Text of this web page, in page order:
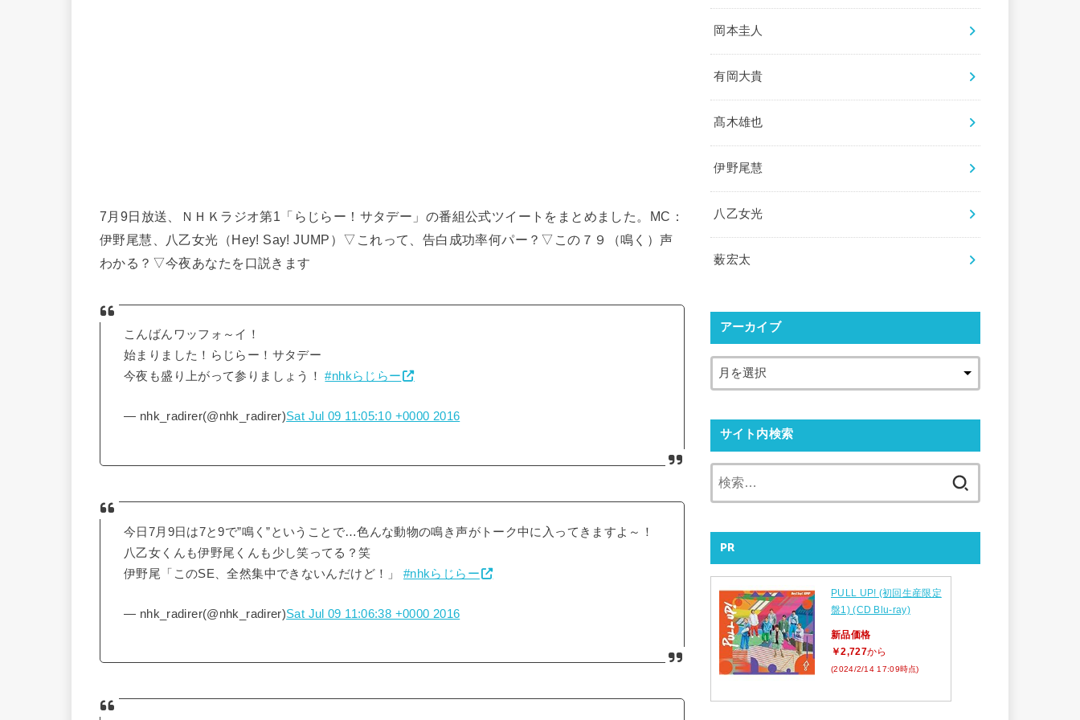
7月9日放送、ＮＨＫラジオ第1「らじらー！サタデー」の番組公式ツイートをまとめました。MC：
伊野尾慧、八乙女光（Hey! Say! JUMP）▽これって、告白成功率何パー？▽この７９（鳴く）声
わかる？▽今夜あなたを口説きます
こんばんワッフォ～イ！
始まりました！らじらー！サタデー
今夜も盛り上がって参りましょう！#nhkらじらー
— nhk_radirer(@nhk_radirer)Sat Jul 09 11:05:10 +0000 2016
今日7月9日は7と9で”鳴く”ということで…色んな動物の鳴き声がトーク中に入ってきますよ～！
八乙女くんも伊野尾くんも少し笑ってる？笑
伊野尾「このSE、全然集中できないんだけど！」#nhkらじらー
— nhk_radirer(@nhk_radirer)Sat Jul 09 11:06:38 +0000 2016
岡本圭人
有岡大貴
髙木雄也
伊野尾慧
八乙女光
薮宏太
アーカイブ
サイト内検索
PR
PULL UP! (初回生産限定
盤1) (CD Blu-ray)
新品価格
￥2,727から
(2024/2/14 17:09時点)